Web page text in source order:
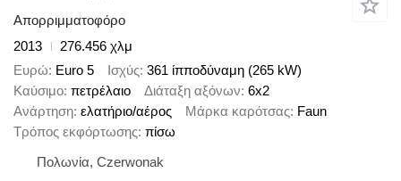
Απορριμματοφόρο
2013
276.456 χλμ
Ευρώ Euro 5 Ισχύς 361 ίπποδύναμη (265 kW)
Καύσιμο πετρέλαιο Διάταξη αξόνων 6x2
Ανάρτηση ελατήριο/αέρος Μάρκα καρότσας Faun
Τρόπος εκφόρτωσης πίσω
Πολωνία, Czerwonak